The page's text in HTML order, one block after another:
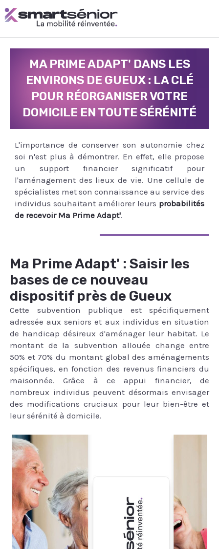
Aller
au
MA PRIME ADAPT' DANS LES
ENVIRONS DE GUEUX : LA CLÉ
POUR RÉORGANISER VOTRE
DOMICILE EN TOUTE SÉRÉNITÉ
L'importance de conserver son autonomie chez
soi n'est plus à démontrer. En effet, elle propose
un support financier significatif pour
l'aménagement des lieux de vie. Une cellule de
spécialistes met son connaissance au service des
individus souhaitant améliorer leurs probabilités
de recevoir Ma Prime Adapt'.
Ma Prime Adapt' : Saisir les
bases de ce nouveau
dispositif près de Gueux
Cette subvention publique est spécifiquement
adressée aux seniors et aux individus en situation
de handicap désireux d'aménager leur habitat. Le
montant de la subvention allouée change entre
50% et 70% du montant global des aménagements
spécifiques, en fonction des revenus financiers du
maisonnée. Grâce à ce appui financier, de
nombreux individus peuvent désormais envisager
des modifications cruciaux pour leur bien-être et
leur sérénité à domicile.